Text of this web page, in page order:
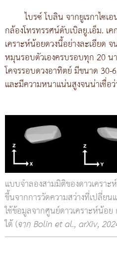
ไบรซ์ โบลิน จากยูเรกาไซ
กล้องโทรทรรศน์ดับเบิลยู.เอ็ม. เ
เคราะห์น้อยดวงนี้อย่างละเอียด
หมุนรอบตัวเองครบรอบทุก 20
โคจรรอบดวงอาทิตย์ มีขนาด 30-
และมีความหนาแน่นสูงจนน่าเชื่อ
แบบจำลองสามมิติของดาวเครา
ขึ้นจากการวัดความสว่างที่เปลี่ยน
ใช้ข้อมูลจากศูนย์ดาวเคราะห์น้อ
ใต้ (จาก Bolin et al., arXiv,